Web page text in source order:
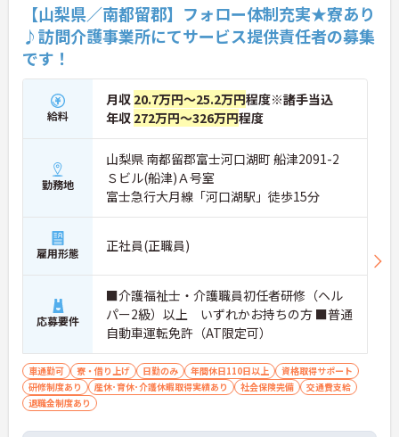
【山梨県／南都留郡】フォロー体制充実★寮あり
♪訪問介護事業所にてサービス提供責任者の募集
です！
給料
月収 20.7万円～25.2万円程度※諸手当込
年収 272万円～326万円程度
勤務地
山梨県 南都留郡富士河口湖町 船津2091-2
Ｓビル(船津)Ａ号室
富士急行大月線「河口湖駅」徒歩15分
雇用形態 正社員(正職員)
応募要件
■介護福祉士・介護職員初任者研修（ヘル
パー2級）以上 いずれかお持ちの方 ■普通
自動車運転免許（AT限定可）
車通勤可 寮・借り上げ 日勤のみ 年間休日110日以上
資格取得サポート
研修制度あり
産休･育休･介護休暇取得実績あり 社会保険完備
交通費支給
退職金制度あり